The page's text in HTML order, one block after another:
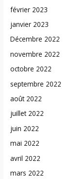
février 2023
janvier 2023
Décembre 2022
novembre 2022
octobre 2022
septembre 2022
août 2022
juillet 2022
juin 2022
mai 2022
avril 2022
mars 2022